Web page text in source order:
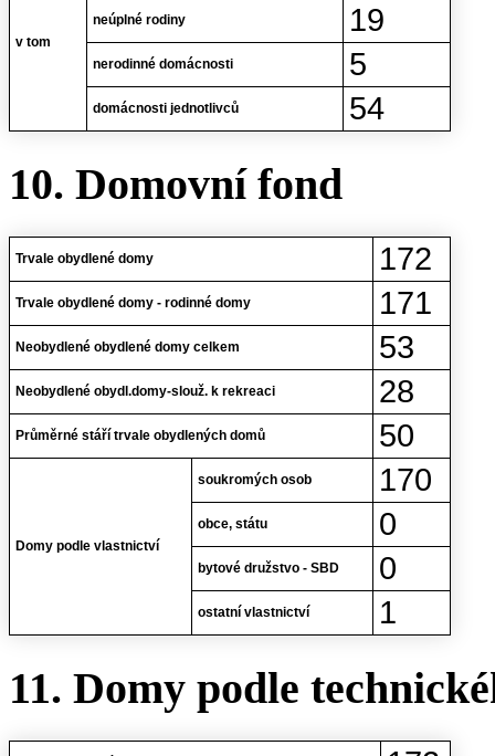
v tom
neúplné rodiny 19
nerodinné domácnosti 5
domácnosti jednotlivců 54
10. Domovní fond
Trvale obydlené domy 172
Trvale obydlené domy - rodinné domy 171
Neobydlené obydlené domy celkem 53
Neobydlené obydl.domy-slouž. k rekreaci 28
Průměrné stáří trvale obydlených domů 50
Domy podle vlastnictví
soukromých osob 170
obce, státu 0
bytové družstvo - SBD 0
ostatní vlastnictví 1
11. Domy podle